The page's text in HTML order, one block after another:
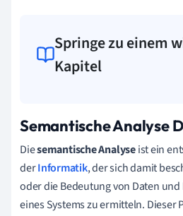
Springe zu einem
Kapitel
Semantische Analyse
Diesemantische Analyseist ein
derInformatik, der sich damit
oder die Bedeutung von Daten
eines Systems zu ermitteln. Dieser